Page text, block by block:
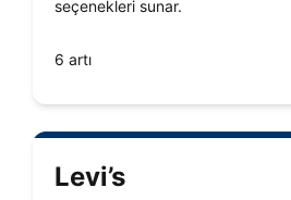
seçenekleri sunar.
6 artı
Levi’s